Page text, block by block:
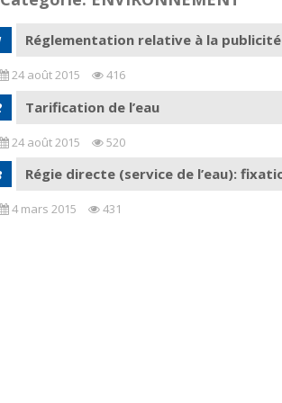
Réglementation relative à la
24 août 2015 416
Tarification de l’eau
24 août 2015 520
Régie directe (service de l’eau):
4 mars 2015 431